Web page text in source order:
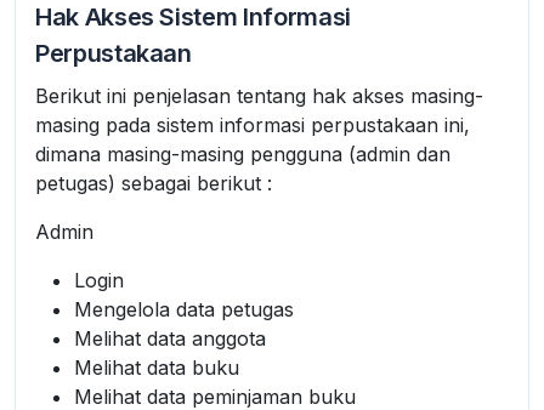
Hak Akses Sistem Informasi
Perpustakaan
Berikut ini penjelasan tentang hak akses masing-
masing pada sistem informasi perpustakaan ini,
dimana masing-masing pengguna (admin dan
petugas) sebagai berikut :
Admin
Login
Mengelola data petugas
Melihat data anggota
Melihat data buku
Melihat data peminjaman buku